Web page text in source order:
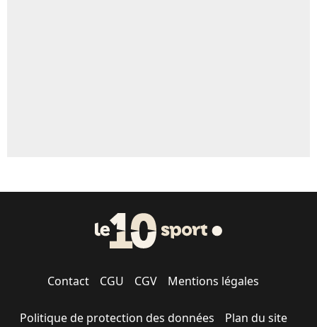
Contact CGU CGV Mentions légales
Politique de protection des données Plan du site